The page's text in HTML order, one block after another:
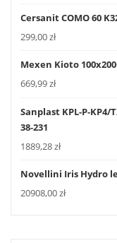
Cersanit COMO 60
299,00zł
Mexen Kioto
669,99zł
Sanplast KPL-P-KP4/
38-231
1889,28zł
Novellini Iris Hydro
20908,00zł